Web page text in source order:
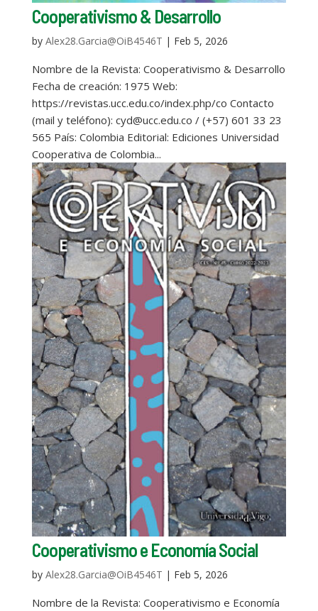
Cooperativismo & Desarrollo
by Alex28.Garcia@OiB4546T | Feb 5, 2026
Nombre de la Revista: Cooperativismo & Desarrollo
Fecha de creación: 1975 Web:
https://revistas.ucc.edu.co/index.php/co Contacto
(mail y teléfono): cyd@ucc.edu.co / (+57) 601 33 23
565 País: Colombia Editorial: Ediciones Universidad
Cooperativa de Colombia...
Cooperativismo e Economía Social
by Alex28.Garcia@OiB4546T | Feb 5, 2026
Nombre de la Revista: Cooperativismo e Economía